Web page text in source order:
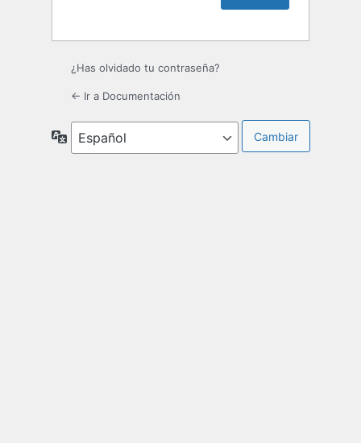
¿Has olvidado tu contraseña?
← Ir a Documentación
Idioma